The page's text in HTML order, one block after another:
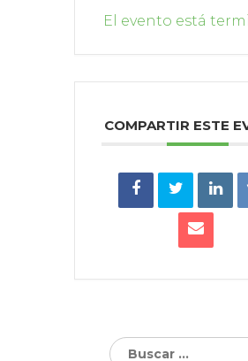
El evento está
COMPARTIR ESTE
Buscar: